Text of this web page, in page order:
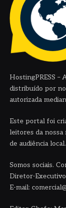
HostingPRESS –
distribuído por
autorizada
Este portal foi
leitores da nossa
de audiência local.
Somos sociais.
Diretor-
E-mail: